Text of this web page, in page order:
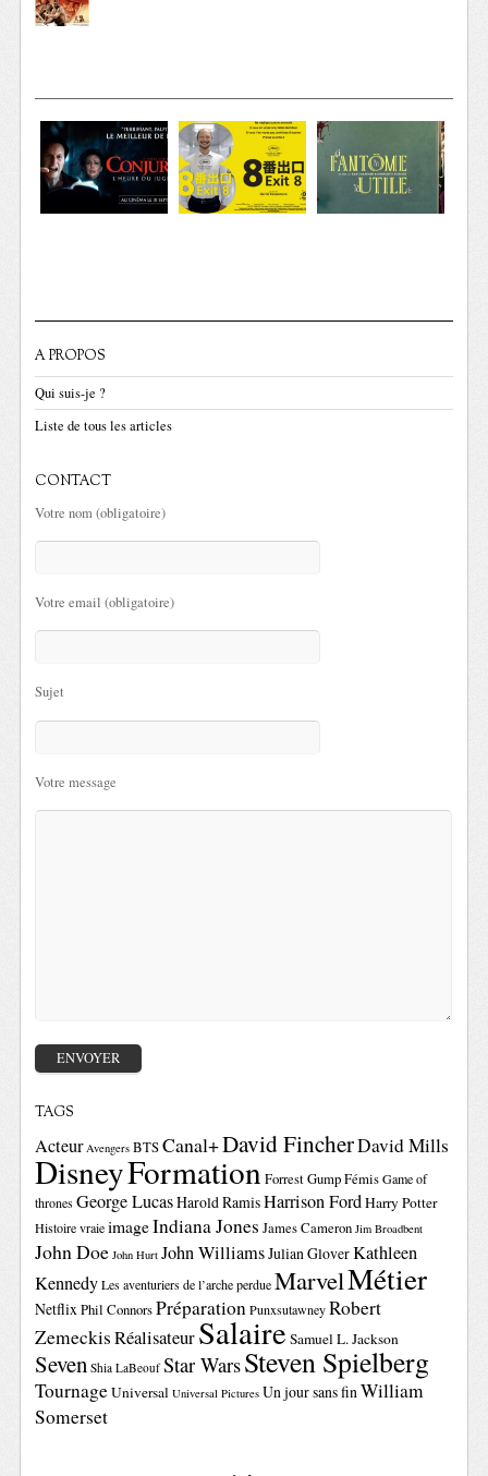
A PROPOS
Qui suis-je ?
Liste de tous les articles
CONTACT
Votre nom (obligatoire)
Votre email (obligatoire)
Sujet
Votre message
TAGS
Acteur Avengers BTSCanal+David FincherDavid Mills
DisneyFormationForrest GumpFémis Game of
thrones George LucasHarold RamisHarrison FordHarry Potter
Histoire vraie imageIndiana Jones James Cameron Jim Broadbent
John Doe John Hurt John WilliamsJulian GloverKathleen
Kennedy Les aventuriers de l’arche perdue MarvelMétier
NetflixPhil ConnorsPréparation Punxsutawney Robert
ZemeckisRéalisateurSalaire Samuel L. Jackson
Seven Shia LaBeouf Star WarsSteven Spielberg
TournageUniversal Universal Pictures Un jour sans finWilliam
Somerset